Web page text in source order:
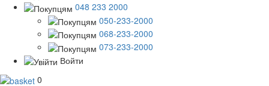
048 233 2000
050-233-2000
068-233-2000
073-233-2000
Войти
0